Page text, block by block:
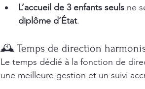
L’accueil de 3 enfants seuls ne
diplôme d’État.
🕰️ Temps de direction
Le temps dédié à la fonction de
une meilleure gestion et un suivi